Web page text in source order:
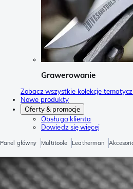
Grawerowanie
Zobacz wszystkie kolekcje
Nowe produkty
Oferty & promocje
Obsługa klienta
Dowiedz się więcej
Panel główny Multitoole Leatherman